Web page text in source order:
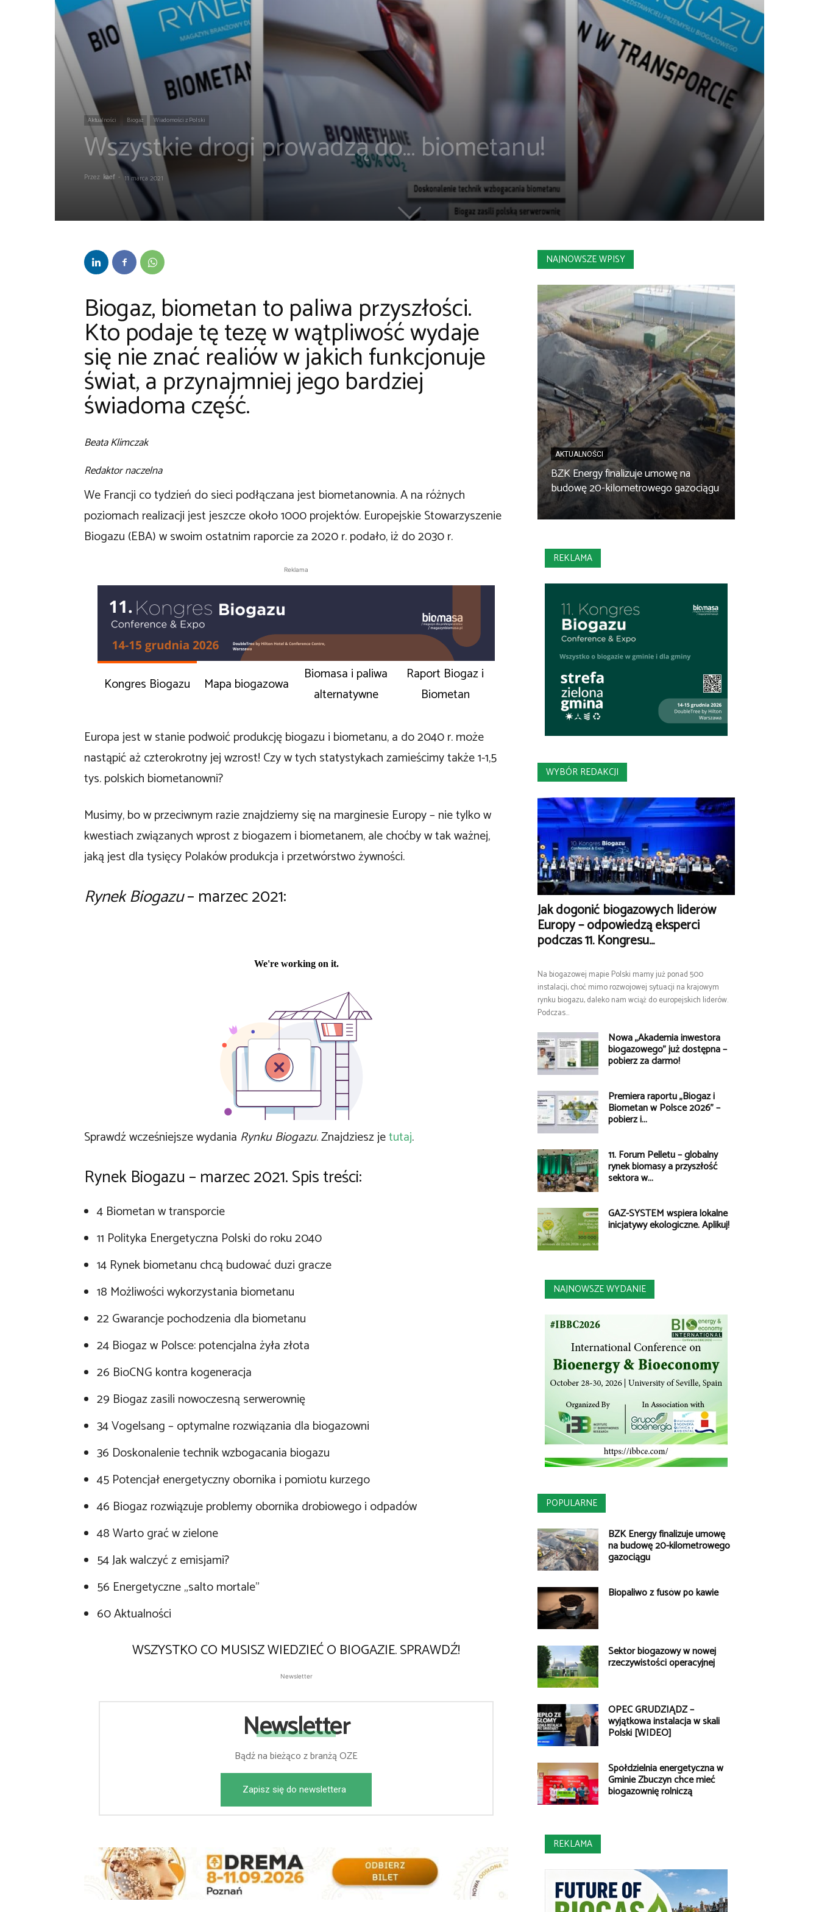
Aktualności Biogaz Wiadomości z Polski
Wszystkie drogi prowadzą do… biometanu!
Przez kaef - 11 marca 2021
Biogaz, biometan to paliwa przyszłości.
Kto podaje tę tezę w wątpliwość wydaje
się nie znać realiów w jakich funkcjonuje
świat, a przynajmniej jego bardziej
świadoma część.
Beata Klimczak
Redaktor naczelna
We Francji co tydzień do sieci podłączana jest biometanownia. A na różnych
poziomach realizacji jest jeszcze około 1000 projektów. Europejskie Stowarzyszenie
Biogazu (EBA) w swoim ostatnim raporcie za 2020 r. podało, iż do 2030 r.
Reklama
Kongres Biogazu Mapa biogazowa
Biomasa i paliwa
alternatywne
Raport Biogaz i
Biometan
Europa jest w stanie podwoić produkcję biogazu i biometanu, a do 2040 r. może
nastąpić aż czterokrotny jej wzrost! Czy w tych statystykach zamieścimy także 1-1,5
tys. polskich biometanowni?
Musimy, bo w przeciwnym razie znajdziemy się na marginesie Europy – nie tylko w
kwestiach związanych wprost z biogazem i biometanem, ale choćby w tak ważnej,
jaką jest dla tysięcy Polaków produkcja i przetwórstwo żywności.
Rynek Biogazu– marzec 2021:
Sprawdź wcześniejsze wydania Rynku Biogazu. Znajdziesz jetutaj.
Rynek Biogazu – marzec 2021. Spis treści:
4 Biometan w transporcie
11 Polityka Energetyczna Polski do roku 2040
14 Rynek biometanu chcą budować duzi gracze
18 Możliwości wykorzystania biometanu
22 Gwarancje pochodzenia dla biometanu
24 Biogaz w Polsce: potencjalna żyła złota
26 BioCNG kontra kogeneracja
29 Biogaz zasili nowoczesną serwerownię
34 Vogelsang – optymalne rozwiązania dla biogazowni
36 Doskonalenie technik wzbogacania biogazu
45 Potencjał energetyczny obornika i pomiotu kurzego
46 Biogaz rozwiązuje problemy obornika drobiowego i odpadów
48 Warto grać w zielone
54 Jak walczyć z emisjami?
56 Energetyczne „salto mortale”
60 Aktualności
WSZYSTKO CO MUSISZ WIEDZIEĆ O BIOGAZIE. SPRAWDŹ!
Newsletter
Newsletter
Bądź na bieżąco z branżą OZE
Zapisz się do newslettera
NAJNOWSZE WPISY
AKTUALNOŚCI
BZK Energy finalizuje umowę na
budowę 20-kilometrowego gazociągu
REKLAMA
WYBÓR REDAKCJI
Jak dogonić biogazowych liderów
Europy – odpowiedzą eksperci
podczas 11. Kongresu...
Na biogazowej mapie Polski mamy już ponad 500
instalacji, choć mimo rozwojowej sytuacji na krajowym
rynku biogazu, daleko nam wciąż do europejskich liderów.
Podczas...
Nowa „Akademia inwestora
biogazowego” już dostępna –
pobierz za darmo!
Premiera raportu „Biogaz i
Biometan w Polsce 2026” –
pobierz i...
11. Forum Pelletu – globalny
rynek biomasy a przyszłość
sektora w...
GAZ-SYSTEM wspiera lokalne
inicjatywy ekologiczne. Aplikuj!
NAJNOWSZE WYDANIE
POPULARNE
BZK Energy finalizuje umowę
na budowę 20-kilometrowego
gazociągu
Biopaliwo z fusów po kawie
Sektor biogazowy w nowej
rzeczywistości operacyjnej
OPEC GRUDZIĄDZ –
wyjątkowa instalacja w skali
Polski [WIDEO]
Spółdzielnia energetyczna w
Gminie Zbuczyn chce mieć
biogazownię rolniczą
REKLAMA